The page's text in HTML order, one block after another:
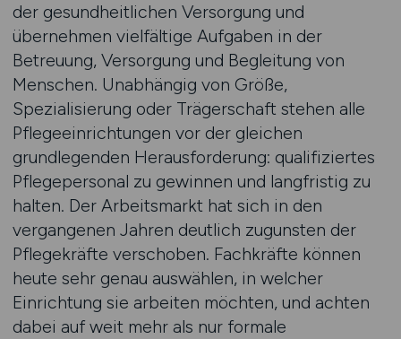
der gesundheitlichen Versorgung und
übernehmen vielfältige Aufgaben in der
Betreuung, Versorgung und Begleitung von
Menschen. Unabhängig von Größe,
Spezialisierung oder Trägerschaft stehen alle
Pflegeeinrichtungen vor der gleichen
grundlegenden Herausforderung: qualifiziertes
Pflegepersonal zu gewinnen und langfristig zu
halten. Der Arbeitsmarkt hat sich in den
vergangenen Jahren deutlich zugunsten der
Pflegekräfte verschoben. Fachkräfte können
heute sehr genau auswählen, in welcher
Einrichtung sie arbeiten möchten, und achten
dabei auf weit mehr als nur formale